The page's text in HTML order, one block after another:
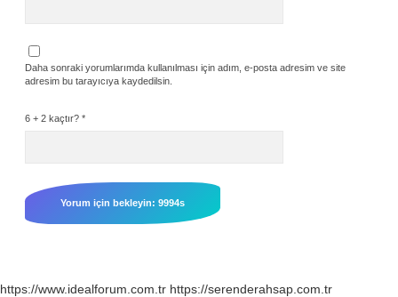
Daha sonraki yorumlarımda kullanılması için adım, e-posta adresim ve site
adresim bu tarayıcıya kaydedilsin.
6 + 2 kaçtır? *
https://www.idealforum.com.tr https://serenderahsap.com.tr